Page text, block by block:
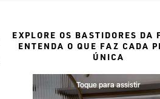
EXPLORE OS BASTIDORES DA
ENTENDA O QUE FAZ CADA
ÚNICA